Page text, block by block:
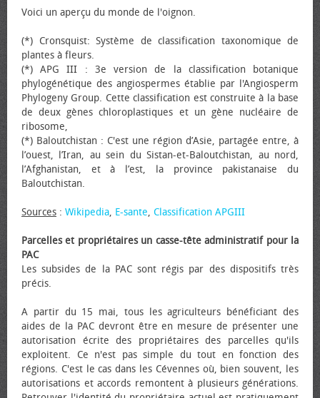
Voici un aperçu du monde de l'oignon.
(*) Cronsquist: Système de classification taxonomique de
plantes à fleurs.
(*) APG III : 3e version de la classification botanique
phylogénétique des angiospermes établie par l'Angiosperm
Phylogeny Group. Cette classification est construite à la base
de deux gènes chloroplastiques et un gène nucléaire de
ribosome,
(*) Baloutchistan : C'est une région d’Asie, partagée entre, à
l’ouest, l’Iran, au sein du Sistan-et-Baloutchistan, au nord,
l’Afghanistan, et à l’est, la province pakistanaise du
Baloutchistan.
Sources : Wikipedia, E-sante, Classification APGIII
Parcelles et propriétaires un casse-tête administratif pour la
PAC
Les subsides de la PAC sont régis par des dispositifs très
précis.
A partir du 15 mai, tous les agriculteurs bénéficiant des
aides de la PAC devront être en mesure de présenter une
autorisation écrite des propriétaires des parcelles qu'ils
exploitent. Ce n'est pas simple du tout en fonction des
régions. C'est le cas dans les Cévennes où, bien souvent, les
autorisations et accords remontent à plusieurs générations.